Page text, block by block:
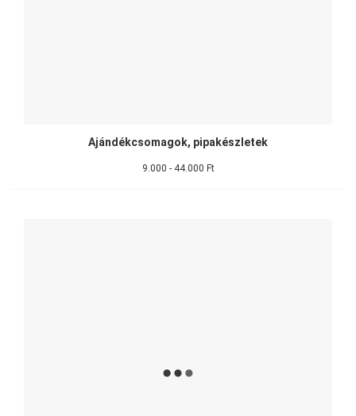
Ajándékcsomagok, pipakészletek
9.000 - 44.000 Ft